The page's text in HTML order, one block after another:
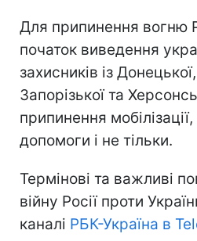
Для припинення вогню
початок виведення
захисників із
Запорізької та
припинення
допомоги і не тільки.
Термінові та важливі
війну Росії проти
каналі РБК-Україна в